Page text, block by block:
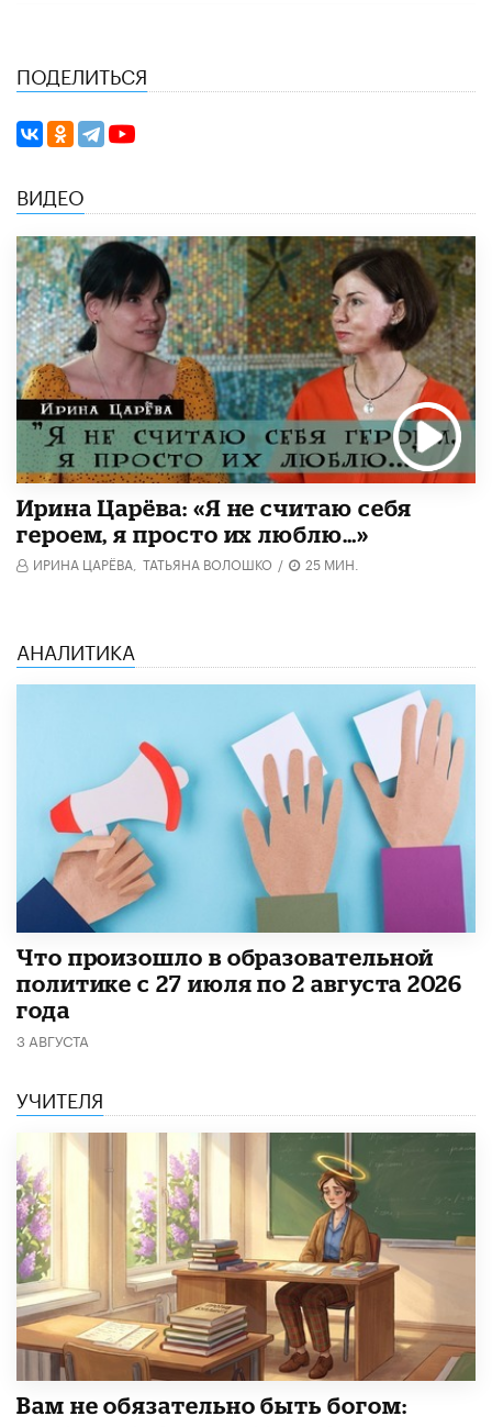
ПОДЕЛИТЬСЯ
ВИДЕО
Ирина Царёва: «Я не считаю себя
героем, я просто их люблю…»
ИРИНА ЦАРЁВА, ТАТЬЯНА ВОЛОШКО / 25 МИН.
АНАЛИТИКА
​Что произошло в образовательной
политике с 27 июля по 2 августа 2026
года
3 АВГУСТА
УЧИТЕЛЯ
​Вам не обязательно быть богом: